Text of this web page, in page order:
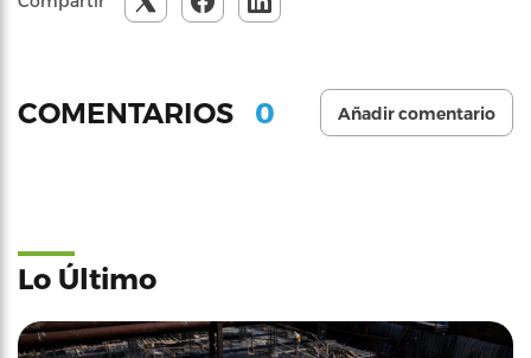
COMENTARIOS 0 Añadir comentario
Lo Último